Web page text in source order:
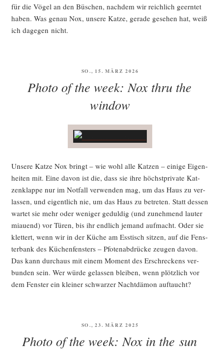
für die Vögel an den Büschen, nach­dem wir reich­lich geern­tet
haben. Was genau Nox, unse­re Kat­ze, gera­de gese­hen hat, weiß
ich dage­gen nicht.
VERÖFFENTLICHT
SO., 15. MÄRZ 2026
Photo of the week: Nox thru the
window
Unse­re Kat­ze Nox bringt – wie wohl alle Kat­zen – eini­ge Eigen­
hei­ten mit. Eine davon ist die, dass sie ihre höchst­pri­va­te Kat­
zen­klap­pe nur im Not­fall ver­wen­den mag, um das Haus zu ver­
las­sen, und eigent­lich nie, um das Haus zu betre­ten. Statt des­sen
war­tet sie mehr oder weni­ger gedul­dig (und zuneh­mend lau­ter
miau­end) vor Türen, bis ihr end­lich jemand auf­macht. Oder sie
klet­tert, wenn wir in der Küche am Ess­tisch sit­zen, auf die Fens­
ter­bank des Küchen­fens­ters – Pfo­ten­ab­drü­cke zeu­gen davon.
Das kann durch­aus mit einem Moment des Erschre­ckens ver­
bun­den sein. Wer wür­de gelas­sen blei­ben, wenn plötz­lich vor
dem Fens­ter ein klei­ner schwar­zer Nacht­dä­mon auftaucht?
VERÖFFENTLICHT
SO., 23. MÄRZ 2025
Photo of the week: Nox in the sun